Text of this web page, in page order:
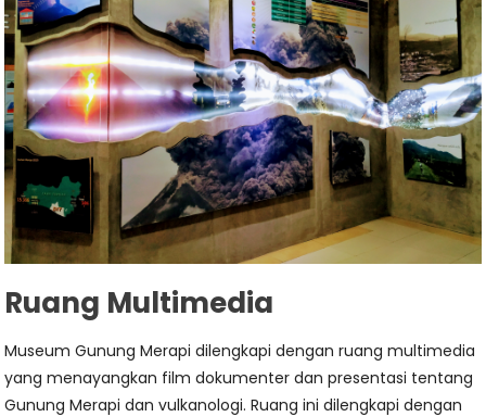
Ruang Multimedia
Museum Gunung Merapi dilengkapi dengan ruang multimedia
yang menayangkan film dokumenter dan presentasi tentang
Gunung Merapi dan vulkanologi. Ruang ini dilengkapi dengan